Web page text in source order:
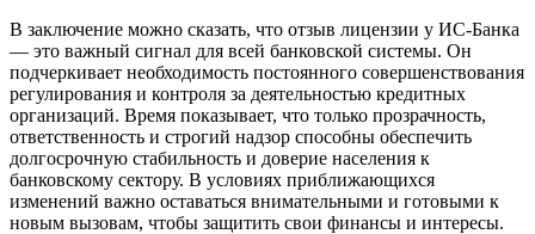
В заключение можно сказать, что отзыв лицензии у ИС-Банка
— это важный сигнал для всей банковской системы. Он
подчеркивает необходимость постоянного совершенствования
регулирования и контроля за деятельностью кредитных
организаций. Время показывает, что только прозрачность,
ответственность и строгий надзор способны обеспечить
долгосрочную стабильность и доверие населения к
банковскому сектору. В условиях приближающихся
изменений важно оставаться внимательными и готовыми к
новым вызовам, чтобы защитить свои финансы и интересы.